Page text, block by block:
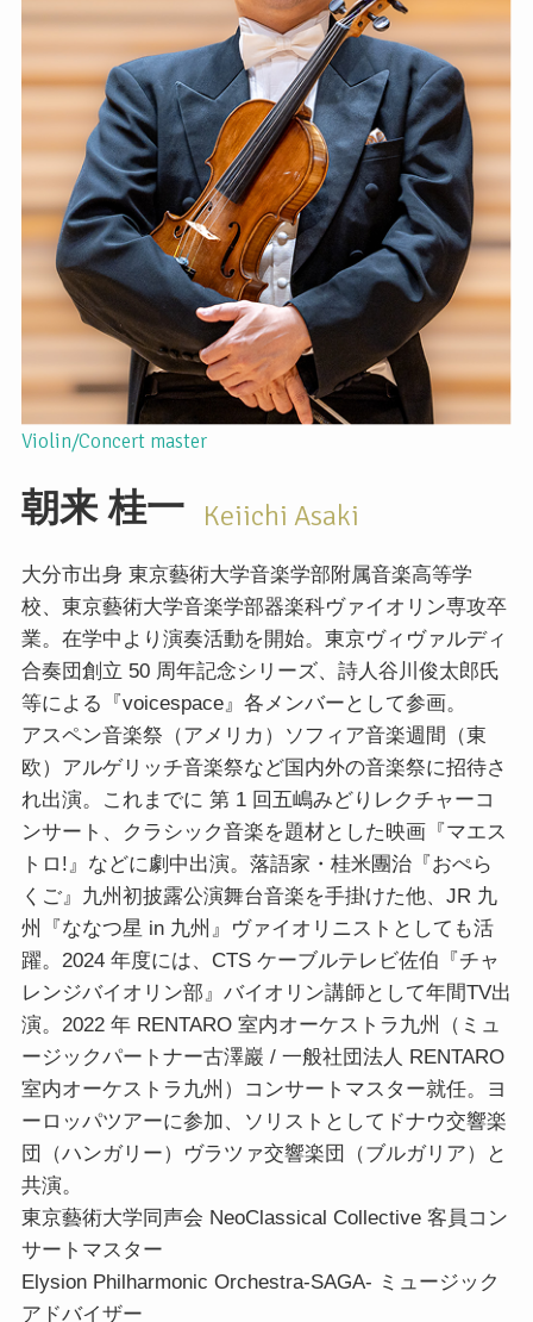
Violin/Concert master
朝来 桂一 Keiichi Asaki
大分市出身 東京藝術大学音楽学部附属音楽高等学
校、東京藝術大学音楽学部器楽科ヴァイオリン専攻卒
業。在学中より演奏活動を開始。東京ヴィヴァルディ
合奏団創立 50 周年記念シリーズ、詩人谷川俊太郎氏
等による『voicespace』各メンバーとして参画。
アスペン音楽祭（アメリカ）ソフィア音楽週間（東
欧）アルゲリッチ音楽祭など国内外の音楽祭に招待さ
れ出演。これまでに 第 1 回五嶋みどりレクチャーコ
ンサート、クラシック音楽を題材とした映画『マエス
トロ!』などに劇中出演。落語家・桂米團治『おぺら
くご』九州初披露公演舞台音楽を手掛けた他、JR 九
州『ななつ星 in 九州』ヴァイオリニストとしても活
躍。2024 年度には、CTS ケーブルテレビ佐伯『チャ
レンジバイオリン部』バイオリン講師として年間TV出
演。2022 年 RENTARO 室内オーケストラ九州（ミュ
ージックパートナー古澤巖 / 一般社団法人 RENTARO
室内オーケストラ九州）コンサートマスター就任。ヨ
ーロッパツアーに参加、ソリストとしてドナウ交響楽
団（ハンガリー）ヴラツァ交響楽団（ブルガリア）と
共演。
東京藝術大学同声会 NeoClassical Collective 客員コン
サートマスター
Elysion Philharmonic Orchestra-SAGA- ミュージック
アドバイザー